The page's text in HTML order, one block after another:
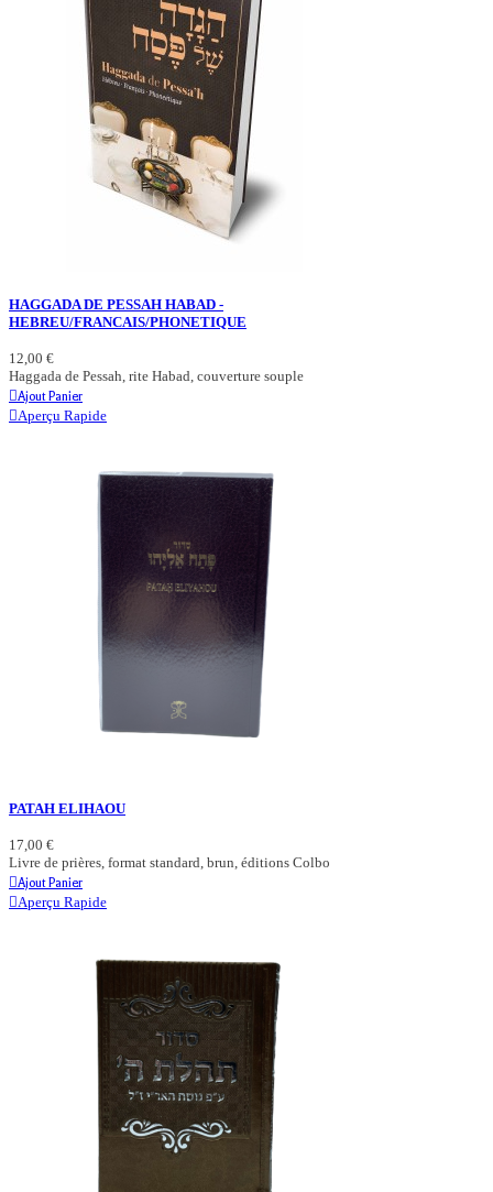
HAGGADA DE PESSAH HABAD -
HEBREU/FRANCAIS/PHONETIQUE
12,00 €
Haggada de Pessah, rite Habad, couverture souple
Ajout Panier
Aperçu Rapide
PATAH ELIHAOU
17,00 €
Livre de prières, format standard, brun, éditions Colbo
Ajout Panier
Aperçu Rapide